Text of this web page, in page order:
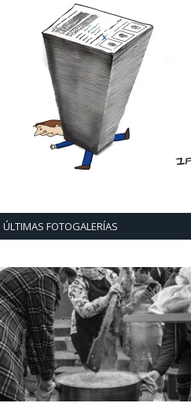
ÚLTIMAS FOTOGALERÍAS